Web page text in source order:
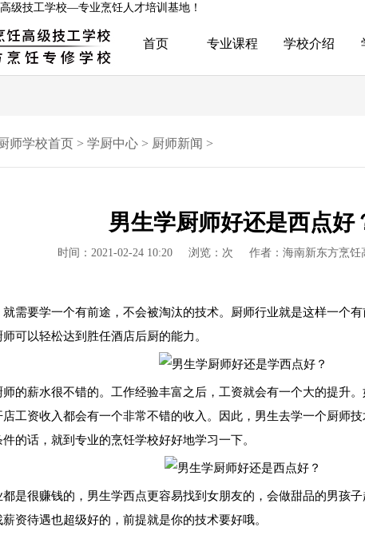
级技工学校—专业烹饪人才培训基地！
首页 专业课程 学校介绍
师学校首页 > 学厨中心 > 厨师新闻 >
男生学厨师好还是西点好
时间：2021-02-24 10:20 浏览： 次 作者：海南新东方烹饪
要学一个有前途，不会被淘汰的技术。厨师行业就是这样一个有
可以轻松达到胜任酒店后厨的能力。
薪水很不错的。工作经验丰富之后，工资就会有一个大的提升。
店工资收入都会有一个非常不错的收入。因此，男生去学一个厨师
的话，就到专业的烹饪学校好好地学习一下。
很赚钱的，男生学西点更容易找到女朋友的，会做甜品的男孩子
资待遇也超级好的，前提就是你的技术要好哦。